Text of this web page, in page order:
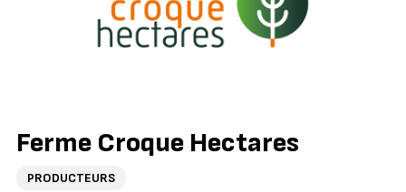
Ferme Croque Hectares
PRODUCTEURS